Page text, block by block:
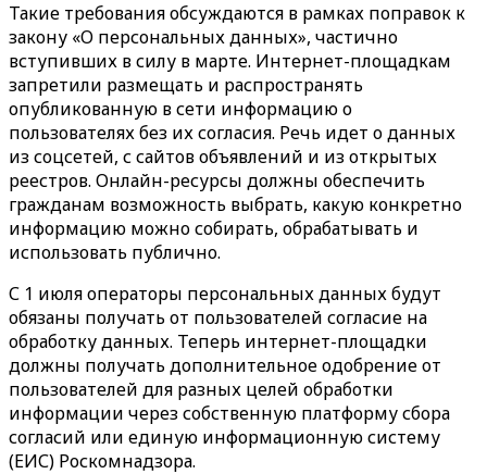
Такие требования обсуждаются в рамках поправок к
закону «О персональных данных», частично
вступивших в силу в марте. Интернет-площадкам
запретили размещать и распространять
опубликованную в сети информацию о
пользователях без их согласия. Речь идет о данных
из соцсетей, с сайтов объявлений и из открытых
реестров. Онлайн-ресурсы должны обеспечить
гражданам возможность выбрать, какую конкретно
информацию можно собирать, обрабатывать и
использовать публично.
С 1 июля операторы персональных данных будут
обязаны получать от пользователей согласие на
обработку данных. Теперь интернет-площадки
должны получать дополнительное одобрение от
пользователей для разных целей обработки
информации через собственную платформу сбора
согласий или единую информационную систему
(ЕИС) Роскомнадзора.